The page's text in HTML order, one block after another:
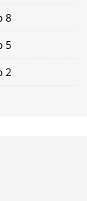
8
5
2